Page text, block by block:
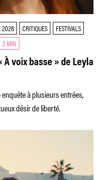
2026 CRITIQUES
FESTIVALS
2 MIN
À voix basse » de Leyla
à plusieurs entrées,
désir de liberté.